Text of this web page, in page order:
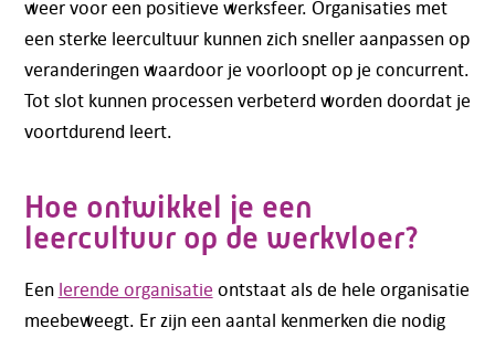
weer voor een positieve werksfeer. Organisaties met
een sterke leercultuur kunnen zich sneller aanpassen op
veranderingen waardoor je voorloopt op je concurrent.
Tot slot kunnen processen verbeterd worden doordat je
voortdurend leert.
Hoe ontwikkel je een
leercultuur op de werkvloer?
Een lerende organisatie ontstaat als de hele organisatie
meebeweegt. Er zijn een aantal kenmerken die nodig